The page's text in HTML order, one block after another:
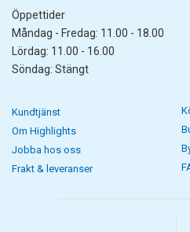
Öppettider
Måndag - Fredag: 11.00 - 18.00
Lördag: 11.00 - 16.00
Söndag: Stängt
Kundtjänst
Om Highlights
Jobba hos oss
Frakt & leveranser